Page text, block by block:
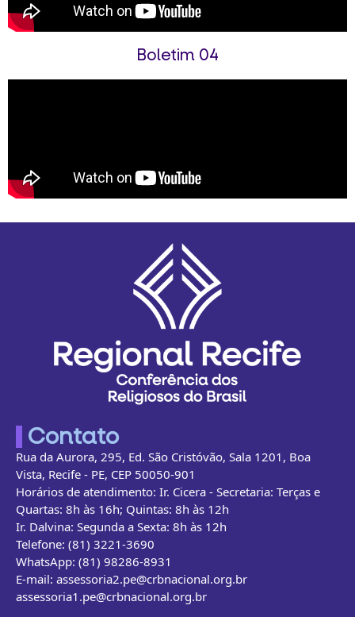
Boletim 04
Contato
Rua da Aurora, 295, Ed. São Cristóvão, Sala 1201, Boa
Vista, Recife - PE, CEP 50050-901
Horários de atendimento: Ir. Cicera - Secretaria: Terças e
Quartas: 8h às 16h; Quintas: 8h às 12h
Ir. Dalvina: Segunda a Sexta: 8h às 12h
Telefone: (81) 3221-3690
WhatsApp: (81) 98286-8931
E-mail: assessoria2.pe@crbnacional.org.br
assessoria1.pe@crbnacional.org.br